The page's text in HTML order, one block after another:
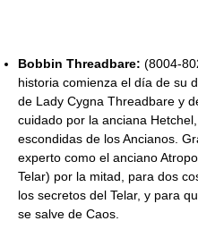
Bobbin Threadbare: (8004-
historia comienza el día de su
de Lady Cygna Threadbare y
cuidado por la anciana
escondidas de los Ancianos.
experto como el anciano
Telar) por la mitad, para dos
los secretos del Telar, y para
se salve de Caos.